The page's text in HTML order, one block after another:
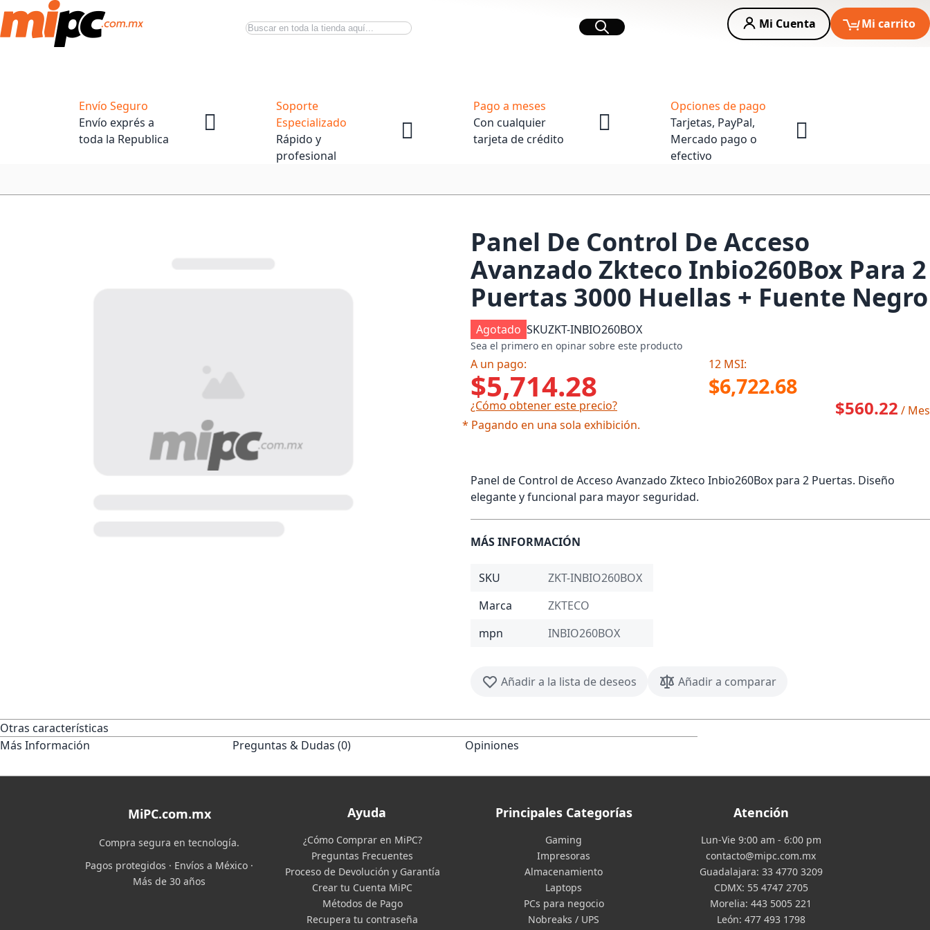
Buscar Buscar
Mi Cuenta Mi carrito
Envío Seguro
Envío exprés a
toda la Republica
Soporte
Especializado
Rápido y
profesional
Pago a meses
Con cualquier
tarjeta de crédito
Opciones de pago
Tarjetas, PayPal,
Mercado pago o
efectivo
Panel De Control De Acceso
Avanzado Zkteco Inbio260Box Para 2
Puertas 3000 Huellas + Fuente Negro
Agotado SKUZKT-INBIO260BOX
Sea el primero en opinar sobre este producto
A un pago: 12 MSI:
$5,714.28 $6,722.68
¿Cómo obtener este precio?
* Pagando en una sola exhibición.
$560.22 / Mes
Panel de Control de Acceso Avanzado Zkteco Inbio260Box para 2 Puertas. Diseño
elegante y funcional para mayor seguridad.
MÁS INFORMACIÓN
SKU
ZKT-INBIO260BOX
Marca
ZKTECO
mpn
INBIO260BOX
Añadir a la lista de deseos Añadir a comparar
Otras características
Más Información
Preguntas & Dudas (0) Opiniones
MiPC.com.mx
Compra segura en tecnología.
Pagos protegidos · Envíos a México ·
Más de 30 años
Ayuda
¿Cómo Comprar en MiPC?
Preguntas Frecuentes
Proceso de Devolución y Garantía
Crear tu Cuenta MiPC
Métodos de Pago
Recupera tu contraseña
Principales Categorías
Gaming
Impresoras
Almacenamiento
Laptops
PCs para negocio
Nobreaks / UPS
Atención
Lun-Vie 9:00 am - 6:00 pm
contacto@mipc.com.mx
Guadalajara: 33 4770 3209
CDMX: 55 4747 2705
Morelia: 443 5005 221
León: 477 493 1798